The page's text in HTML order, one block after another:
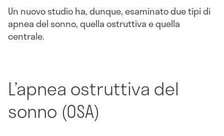
Un nuovo studio ha, dunque, esaminato due tipi di
apnea del sonno, quella ostruttiva e quella
centrale.
L’apnea ostruttiva del
sonno (OSA)